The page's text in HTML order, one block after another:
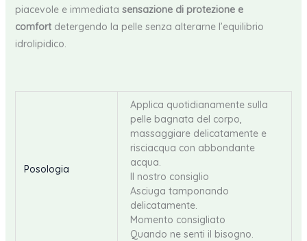
piacevole e immediata sensazione di protezione e
comfortdetergendo la pelle senza alterarne l’equilibrio
idrolipidico.
Posologia
Applica quotidianamente sulla
pelle bagnata del corpo,
massaggiare delicatamente e
risciacqua con abbondante
acqua.
Il nostro consiglio
Asciuga tamponando
delicatamente.
Momento consigliato
Quando ne senti il bisogno.